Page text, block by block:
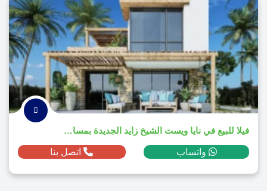
فيلا للبيع في نايا ويست الشيخ زايد الجديدة بمساحة 385م² ومقدم 1,850,000 ج.م
واتساب اتصل بنا